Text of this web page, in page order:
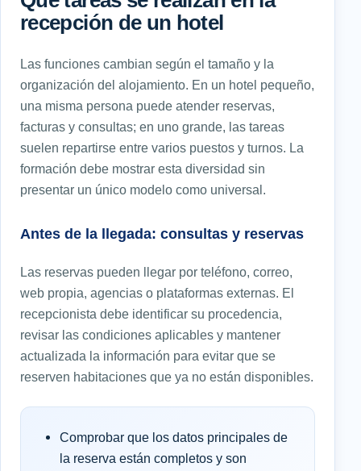
recepción de un hotel
Las funciones cambian según el tamaño y la
organización del alojamiento. En un hotel pequeño,
una misma persona puede atender reservas,
facturas y consultas; en uno grande, las tareas
suelen repartirse entre varios puestos y turnos. La
formación debe mostrar esta diversidad sin
presentar un único modelo como universal.
Antes de la llegada: consultas y reservas
Las reservas pueden llegar por teléfono, correo,
web propia, agencias o plataformas externas. El
recepcionista debe identificar su procedencia,
revisar las condiciones aplicables y mantener
actualizada la información para evitar que se
reserven habitaciones que ya no están disponibles.
Comprobar que los datos principales de
la reserva están completos y son